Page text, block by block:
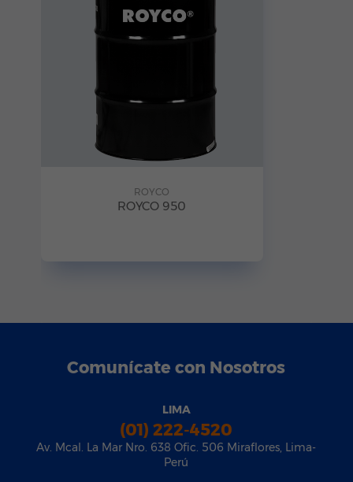
ROYCO
ROYCO 950
Comunícate con Nosotros
LIMA
(01) 222-4520
Av. Mcal. La Mar Nro. 638 Ofic. 506 Miraflores, Lima-
Perú